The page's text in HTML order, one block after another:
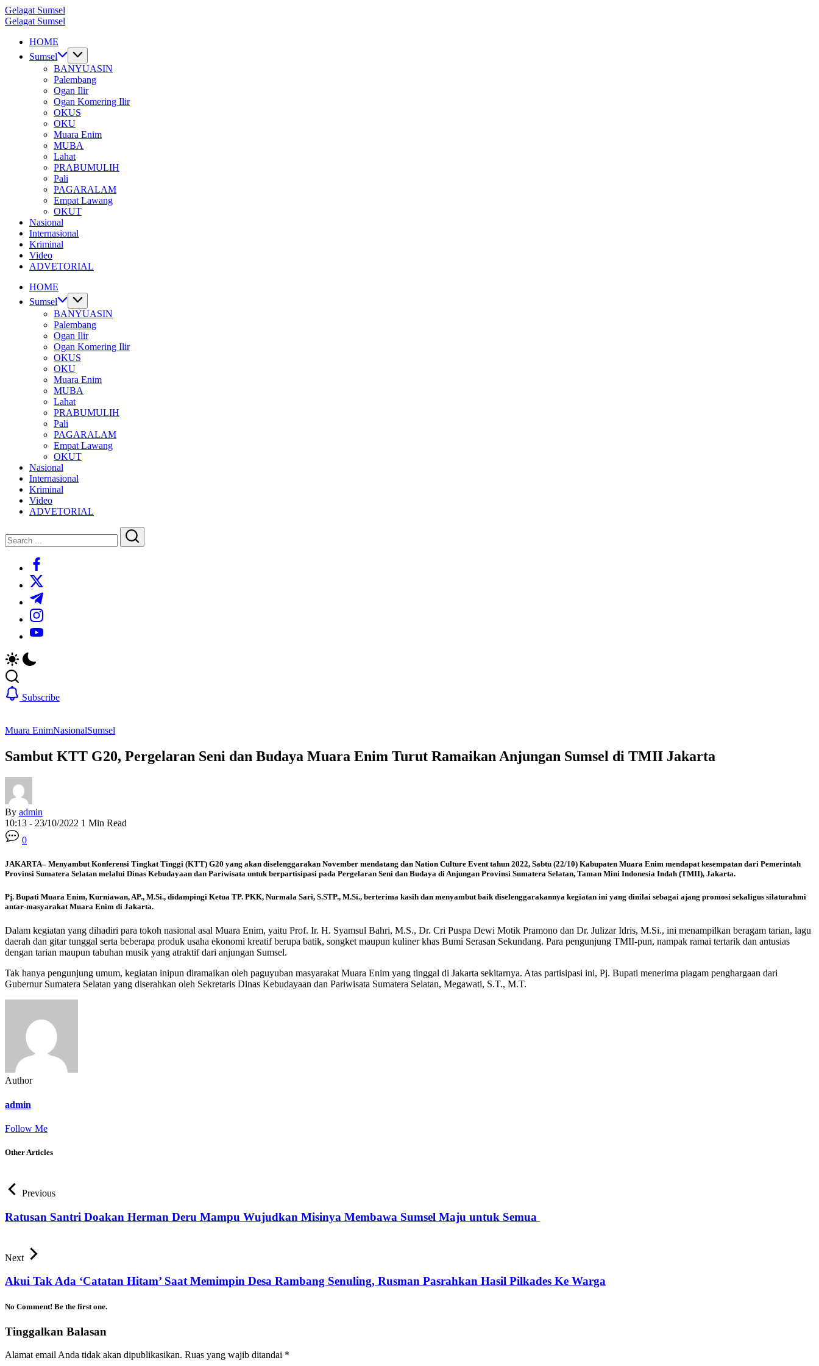
Skip
to
Gelagat Sumsel
Media
Gelagat Sumsel
Cyber
HOME
Sumsel
BANYUASIN
Palembang
Ogan Ilir
Ogan Komering Ilir
OKUS
OKU
Muara Enim
MUBA
Lahat
PRABUMULIH
Pali
PAGARALAM
Empat Lawang
OKUT
Nasional
Internasional
Kriminal
Video
ADVETORIAL
HOME
Sumsel
BANYUASIN
Palembang
Ogan Ilir
Ogan Komering Ilir
OKUS
OKU
Muara Enim
MUBA
Lahat
PRABUMULIH
Pali
PAGARALAM
Empat Lawang
OKUT
Nasional
Internasional
Kriminal
Video
ADVETORIAL
Search
Search
https://www.facebook.com/
https://twitter.com/
https://t.me/
https://www.instagram.com/
https://youtube.com/
Subscribe
Muara EnimNasionalSumsel
Sambut KTT G20, Pergelaran Seni dan Budaya Muara Enim Turut Ramaikan Anjungan Sumsel di TMII Jakarta
By admin
10:13 - 23/10/2022 1 Min Read
0
JAKARTA– Menyambut Konferensi Tingkat Tinggi (KTT) G20 yang akan diselenggarakan November mendatang dan Nation Culture Event tahun 2022, Sabtu (22/10) Kabupaten Muara Enim mendapat kesempatan dari Pemerintah
Provinsi Sumatera Selatan melalui Dinas Kebudayaan dan Pariwisata untuk berpartisipasi pada Pergelaran Seni dan Budaya di Anjungan Provinsi Sumatera Selatan, Taman Mini Indonesia Indah (TMII), Jakarta.
Pj. Bupati Muara Enim, Kurniawan, AP., M.Si., didampingi Ketua TP. PKK, Nurmala Sari, S.STP., M.Si., berterima kasih dan menyambut baik diselenggarakannya kegiatan ini yang dinilai sebagai ajang promosi sekaligus silaturahmi
antar-masyarakat Muara Enim di Jakarta.
Dalam kegiatan yang dihadiri para tokoh nasional asal Muara Enim, yaitu Prof. Ir. H. Syamsul Bahri, M.S., Dr. Cri Puspa Dewi Motik Pramono dan Dr. Julizar Idris, M.Si., ini menampilkan beragam tarian, lagu
daerah dan gitar tunggal serta beberapa produk usaha ekonomi kreatif berupa batik, songket maupun kuliner khas Bumi Serasan Sekundang. Para pengunjung TMII-pun, nampak ramai tertarik dan antusias
dengan tarian maupun tabuhan musik yang atraktif dari anjungan Sumsel.
Tak hanya pengunjung umum, kegiatan inipun diramaikan oleh paguyuban masyarakat Muara Enim yang tinggal di Jakarta sekitarnya. Atas partisipasi ini, Pj. Bupati menerima piagam penghargaan dari
Gubernur Sumatera Selatan yang diserahkan oleh Sekretaris Dinas Kebudayaan dan Pariwisata Sumatera Selatan, Megawati, S.T., M.T.
Author
admin
Follow Me
Other Articles
Previous
Ratusan Santri Doakan Herman Deru Mampu Wujudkan Misinya Membawa Sumsel Maju untuk Semua
Next
Akui Tak Ada ‘Catatan Hitam’ Saat Memimpin Desa Rambang Senuling, Rusman Pasrahkan Hasil Pilkades Ke Warga
No Comment! Be the first one.
Tinggalkan Balasan
Alamat email Anda tidak akan dipublikasikan. Ruas yang wajib ditandai *